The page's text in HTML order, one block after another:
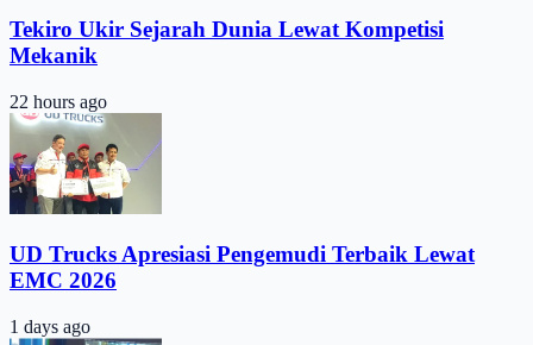
Tekiro Ukir Sejarah Dunia Lewat Kompetisi
Mekanik
22 hours ago
UD Trucks Apresiasi Pengemudi Terbaik Lewat
EMC 2026
1 days ago